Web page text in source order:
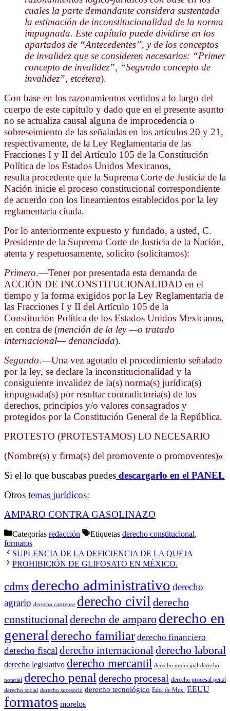
cuales la parte demandante considera sustentada
la estimación de inconstitucionalidad de la norma
impugnada. Este capítulo puede dividirse en los
apartados de “Antecedentes”, y de los conceptos
de invalidez que se consideren necesarios: “Primer
concepto de invalidez”, “Segundo concepto de
invalidez”, etcétera).
Con base en los razonamientos vertidos a lo largo del
cuerpo de este capítulo y dado que en el presente asunto
no se actualiza causal alguna de improcedencia o
sobreseimiento de las señaladas en los artículos 20 y 21,
respectivamente, de la Ley Reglamentaria de las
Fracciones I y II del Artículo 105 de la Constitución
Política de los Estados Unidos Mexicanos,
resulta procedente que la Suprema Corte de Justicia de la
Nación inicie el proceso constitucional correspondiente
de acuerdo con los lineamientos establecidos por la ley
reglamentaria citada.
Por lo anteriormente expuesto y fundado, a usted, C.
Presidente de la Suprema Corte de Justicia de la Nación,
atenta y respetuosamente, solicito (solicitamos):
Primero.—Tener por presentada esta demanda de
ACCIÓN DE INCONSTITUCIONALIDAD en el
tiempo y la forma exigidos por la Ley Reglamentaria de
las Fracciones I y II del Artículo 105 de la
Constitución Política de los Estados Unidos Mexicanos,
en contra de (mención de la ley —o tratado
internacional— denunciada).
Segundo.—Una vez agotado el procedimiento señalado
por la ley, se declare la inconstitucionalidad y la
consiguiente invalidez de la(s) norma(s) jurídica(s)
impugnada(s) por resultar contradictoria(s) de los
derechos, principios y/o valores consagrados y
protegidos por la Constitución General de la República.
PROTESTO (PROTESTAMOS) LO NECESARIO
(Nombre(s) y firma(s) del promovente o promoventes)«
Si el lo que buscabas puedes descargarlo en el PANEL
Otros temas jurídicos:
AMPARO CONTRA GASOLINAZO
Categorías redacción Etiquetas derecho constitucional,
formatos
SUPLENCIA DE LA DEFICIENCIA DE LA QUEJA
PROHIBICIÓN DE GLIFOSATO EN MÉXICO.
cdmx derecho administrativo derecho
agrario derecho castrense derecho civil derecho
constitucionalderecho de amparo derecho en
general derecho familiar derecho financiero
derecho fiscal derecho internacionalderecho laboral
derecho legislativo derecho mercantil derecho municipal derecho
notarial derecho penal derecho procesal derecho procesal penal
derecho social derecho sucesorio derecho tecnológico Edo. de Mex. EEUU
formatos morelos